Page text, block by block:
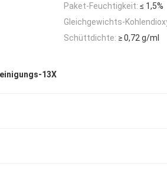
Paket-Feuchtigkeit: ≤ 1,5%
Gleichgewichts-
Schüttdichte: ≥ 0,72 g/ml
13X